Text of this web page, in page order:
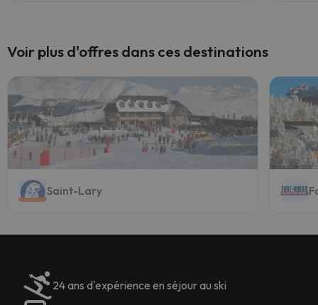
Voir plus d'offres dans ces destinations
Saint-Lary
24 ans d'expérience en séjour au ski